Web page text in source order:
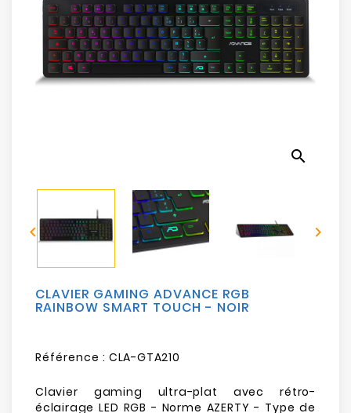
Photos
Electroménager
Sécurité
Mobilités
Loisirs
search
 
CLAVIER GAMING ADVANCE RGB
RAINBOW SMART TOUCH - NOIR
Référence : CLA-GTA210
Clavier gaming ultra-plat avec rétro-
éclairage LED RGB - Norme AZERTY - Type de